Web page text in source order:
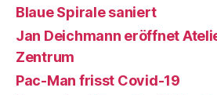
Blaue Spirale saniert
Jan Deichmann eröffnet
Zentrum
Pac-Man frisst Covid-19